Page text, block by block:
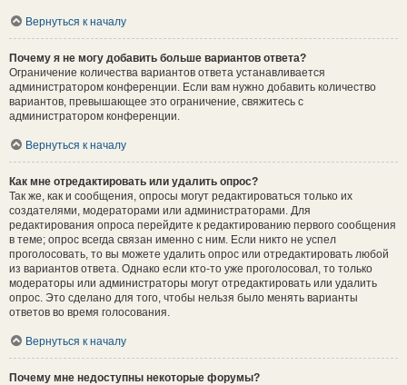
Вернуться к началу
Почему я не могу добавить больше вариантов ответа?
Ограничение количества вариантов ответа устанавливается
администратором конференции. Если вам нужно добавить количество
вариантов, превышающее это ограничение, свяжитесь с
администратором конференции.
Вернуться к началу
Как мне отредактировать или удалить опрос?
Так же, как и сообщения, опросы могут редактироваться только их
создателями, модераторами или администраторами. Для
редактирования опроса перейдите к редактированию первого сообщения
в теме; опрос всегда связан именно с ним. Если никто не успел
проголосовать, то вы можете удалить опрос или отредактировать любой
из вариантов ответа. Однако если кто-то уже проголосовал, то только
модераторы или администраторы могут отредактировать или удалить
опрос. Это сделано для того, чтобы нельзя было менять варианты
ответов во время голосования.
Вернуться к началу
Почему мне недоступны некоторые форумы?